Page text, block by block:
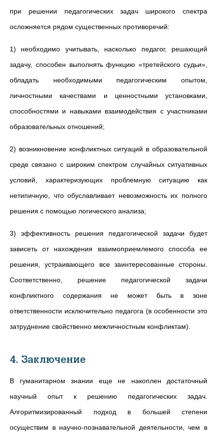
при решении педагогических задач широкого спектра
осложняется рядом существенных противоречий:
1) необходимо учитывать, насколько педагог, решающий
задачу, способен выполнять функцию «третейского судьи»,
обладать необходимыми педагогическим опытом,
личностными качествами и ценностными установками,
способностями и навыками взаимодействия с участниками
образовательных отношений;
2) возникновение конфликтных ситуаций в образовательной
среде связано с широким спектром случайных ситуативных
условий, характеризующих проблемную ситуацию как
нетипичную, что обуславливает невозможность их полного
решения с помощью логического анализа;
3) эффективность решения педагогической задачи будет
зависеть от нахождения взаимоприемлемого способа ее
решения, устраивающего все заинтересованные стороны.
Соответственно, решение педагогической задачи
конфликтного содержания не может быть в зоне
ответственности исключительно педагога (в особенности это
затруднение свойственно межличностным конфликтам).
4. Заключение
В гуманитарном знании еще не накоплен достаточный
научный опыт к решению педагогических задач.
Алгоритмизированный подход в большей степени
осуществим в научно-познавательной деятельности, чем в